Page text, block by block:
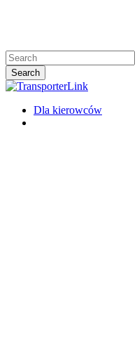
content
Search
Close
Dla kierowców